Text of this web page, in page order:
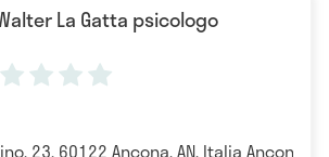
La Gatta psicologo
23, 60122 Ancona, AN, Italia Ancona